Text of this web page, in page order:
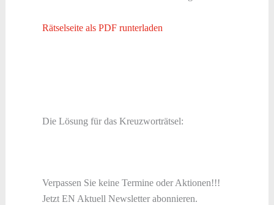
Rätselseite als PDF runterladen
Die Lösung für das Kreuzworträtsel:
Verpassen Sie keine Termine oder Aktionen!!!
Jetzt EN Aktuell Newsletter abonnieren.